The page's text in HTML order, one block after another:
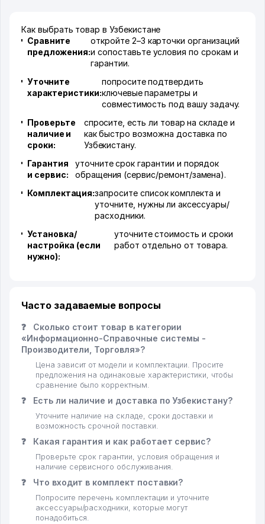
Как выбрать товар в Узбекистане
Сравните
предложения:
откройте 2–3 карточки организаций
и сопоставьте условия по срокам и
гарантии.
Уточните
характеристики:
попросите подтвердить
ключевые параметры и
совместимость под вашу задачу.
Проверьте
наличие и
сроки:
спросите, есть ли товар на складе и
как быстро возможна доставка по
Узбекистану.
Гарантия
и сервис:
уточните срок гарантии и порядок
обращения (сервис/ремонт/замена).
Комплектация:запросите список комплекта и
уточните, нужны ли аксессуары/
расходники.
Установка/
настройка (если
нужно):
уточните стоимость и сроки
работ отдельно от товара.
Часто задаваемые вопросы
❓
Сколько стоит товар в категории
«Информационно-Справочные системы -
Производители, Торговля»?
Цена зависит от модели и комплектации. Просите
предложения на одинаковые характеристики, чтобы
сравнение было корректным.
❓ Есть ли наличие и доставка по Узбекистану?
Уточните наличие на складе, сроки доставки и
возможность срочной поставки.
❓ Какая гарантия и как работает сервис?
Проверьте срок гарантии, условия обращения и
наличие сервисного обслуживания.
❓ Что входит в комплект поставки?
Попросите перечень комплектации и уточните
аксессуары/расходники, которые могут
понадобиться.